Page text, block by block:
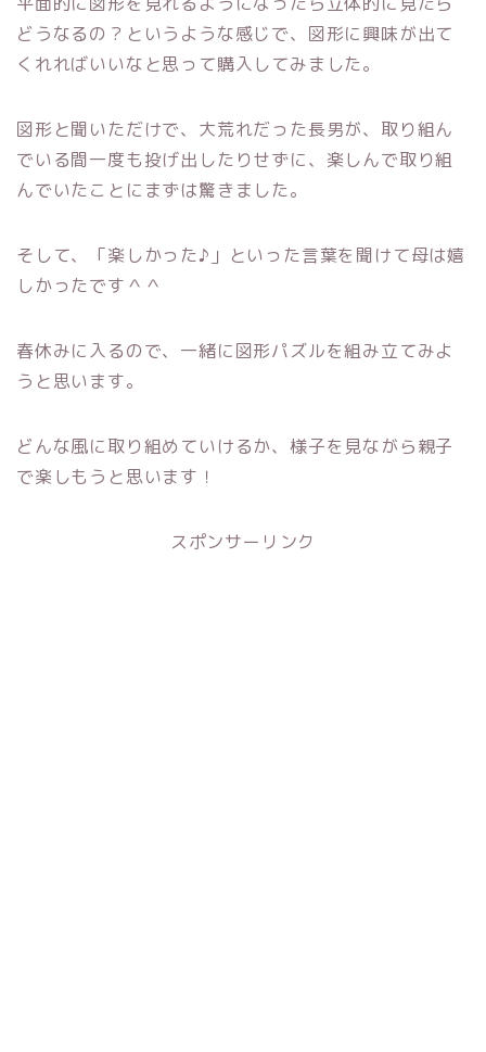
どうなるの？というような感じで、図形に興味が出て
くれればいいなと思って購入してみました。
図形と聞いただけで、大荒れだった長男が、取り組ん
でいる間一度も投げ出したりせずに、楽しんで取り組
んでいたことにまずは驚きました。
そして、「楽しかった♪」といった言葉を聞けて母は嬉
しかったです＾＾
春休みに入るので、一緒に図形パズルを組み立てみよ
うと思います。
どんな風に取り組めていけるか、様子を見ながら親子
で楽しもうと思います！
スポンサーリンク